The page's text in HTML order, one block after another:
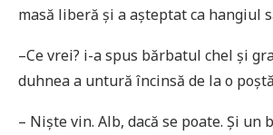
masă liberă și a așteptat ca hangiul
–Ce vrei? i-a spus bărbatul chel și
duhnea a untură încinsă de la o
– Niște vin. Alb, dacă se poate. Și un